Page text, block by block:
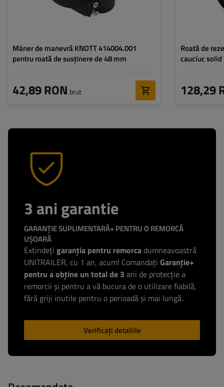
Mâner de manevră KNOTT 414004.001
pentru roată de susținere de 48 mm
42,89 RON brut
Roată de
cauciuc solid
128,29
3 ani garantie
GARANȚIE SUPLIMENTARĂ+ PENTRU O REMORCĂ
UȘOARĂ
Extindeți garanția pentru remorcadumneavoastră
UNITRAILER, cu 1 an, acum! Comandați Garanție+
pentru a obține un total de 3 ani de protecție a
remorcii și pentru a vă bucura de o utilizare fiabilă,
fără griji inutile pentru o perioadă și mai lungă..
Verificați detaliile